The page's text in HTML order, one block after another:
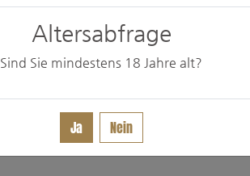
Altersabfrage
Sind Sie mindestens 18 Jahre alt?
Ja Nein